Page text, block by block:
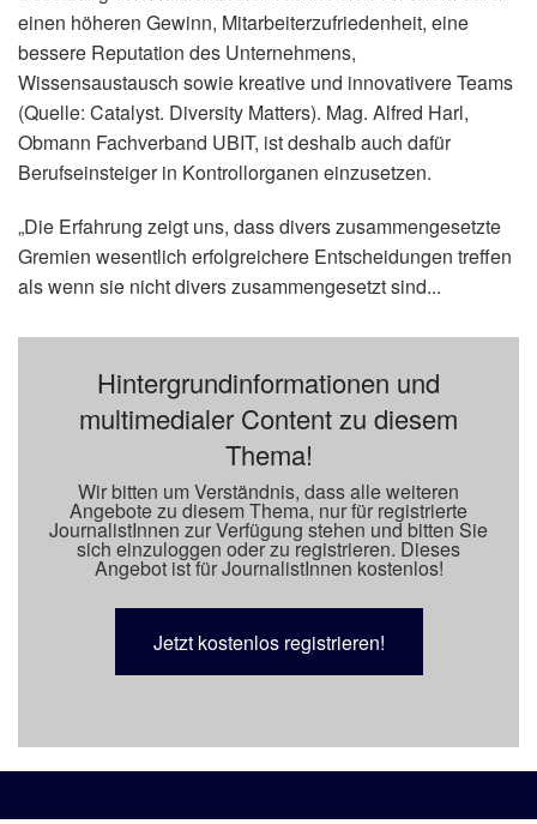
einen höheren Gewinn, Mitarbeiterzufriedenheit, eine
bessere Reputation des Unternehmens,
Wissensaustausch sowie kreative und innovativere Teams
(Quelle: Catalyst. Diversity Matters). Mag. Alfred Harl,
Obmann Fachverband UBIT, ist deshalb auch dafür
Berufseinsteiger in Kontrollorganen einzusetzen.
„Die Erfahrung zeigt uns, dass divers zusammengesetzte
Gremien wesentlich erfolgreichere Entscheidungen treffen
als wenn sie nicht divers zusammengesetzt sind...
Hintergrundinformationen und
multimedialer Content zu diesem
Thema!
Wir bitten um Verständnis, dass alle weiteren
Angebote zu diesem Thema, nur für registrierte
JournalistInnen zur Verfügung stehen und bitten Sie
sich einzuloggen oder zu registrieren. Dieses
Angebot ist für JournalistInnen kostenlos!
Jetzt kostenlos registrieren!